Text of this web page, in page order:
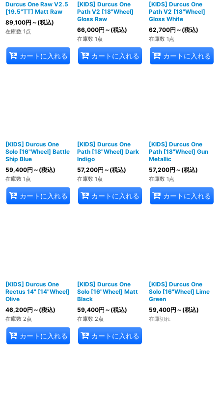
Durcus One Raw V2.5
[19.5"TT] Matt Raw
89,100円 ～ (税込)
在庫数 1点
カートに入れる
[KIDS] Durcus One
Path V2 [18"Wheel]
Gloss Raw
66,000円 ～ (税込)
在庫数 1点
カートに入れる
[KIDS] Durcus One
Path V2 [18"Wheel]
Gloss White
62,700円 ～ (税込)
在庫数 1点
カートに入れる
[KIDS] Durcus One
Solo [16"Wheel] Battle
Ship Blue
59,400円 ～ (税込)
在庫数 1点
カートに入れる
[KIDS] Durcus One
Path [18"Wheel] Dark
Indigo
57,200円 ～ (税込)
在庫数 1点
カートに入れる
[KIDS] Durcus One
Path [18"Wheel] Gun
Metallic
57,200円 ～ (税込)
在庫数 1点
カートに入れる
[KIDS] Durcus One
Rectus 14" [14"Wheel]
Olive
46,200円 ～ (税込)
在庫数 2点
カートに入れる
[KIDS] Durcus One
Solo [16"Wheel] Matt
Black
59,400円 ～ (税込)
在庫数 2点
カートに入れる
[KIDS] Durcus One
Solo [16"Wheel] Lime
Green
59,400円 ～ (税込)
在庫切れ